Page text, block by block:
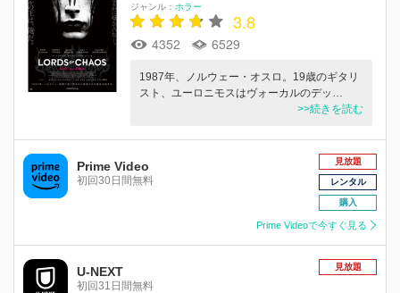
ジャンル： ホラー
3.8
4352 6529
1987年、ノルウェー・オスロ。19歳のギタリ
スト、ユーロニモスはヴォーカルのデッ…
>>続きを読む
Prime Video
初回30日間無料
見放題
レンタル
購入
Prime Videoで今すぐ見る
U-NEXT
初回31日間無料
見放題